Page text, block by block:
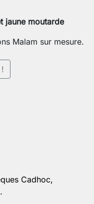
jaune moutarde
Malam sur mesure.
Cadhoc,